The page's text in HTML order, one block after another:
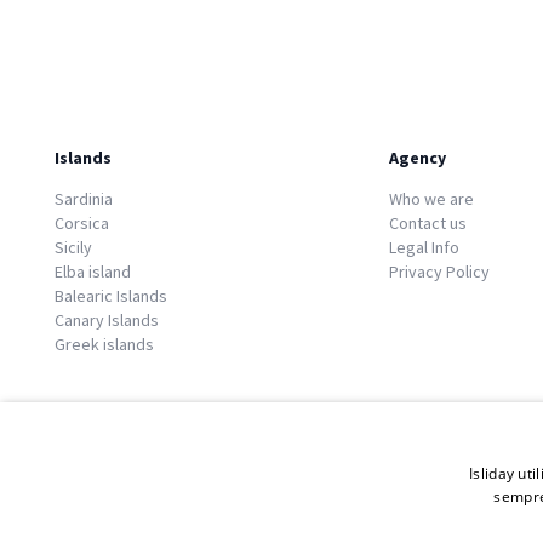
Islands
Sardinia
Corsica
Sicily
Elba island
Balearic Islands
Canary Islands
Greek islands
Agency
Who we are
Contact us
Legal Info
Privacy Policy
© 2026 Copyright GATE S.r.l - Via G. Cacciò 5 - 57034 Portoferraio -
Isliday